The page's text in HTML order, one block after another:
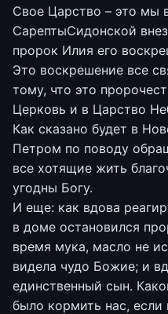
Свое Царство – это мы
СарептыСидонской
пророк Илия его
Это воскрешение все
тому, что это
Церковь и в Царство
Как сказано будет в
Петром по поводу
все хотящие жить
угодны Богу.
И еще: как вдова
в доме остановился
время мука, масло не
видела чудо Божие; и
единственный сын.
было кормить нас,